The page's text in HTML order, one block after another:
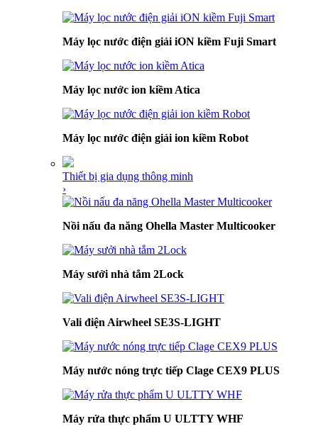
Máy lọc nước điện giải iON kiềm Fuji Smart
Máy lọc nước ion kiềm Atica
Máy lọc nước điện giải ion kiềm Robot
Thiết bị gia dụng thông minh
›
Nồi nấu đa năng Ohella Master Multicooker
Máy sưởi nhà tắm 2Lock
Vali điện Airwheel SE3S-LIGHT
Máy nước nóng trực tiếp Clage CEX9 PLUS
Máy rửa thực phẩm U ULTTY WHF